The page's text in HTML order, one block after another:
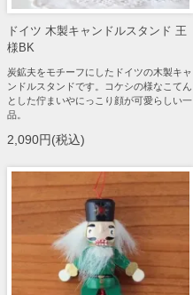
ドイツ 木製キャンドルスタンド 王
様BK
炭鉱夫をモチーフにしたドイツの木製キャ
ンドルスタンドです。コケシの様なこてん
とした佇まいやにっこり顔が可愛らしい一
品。
2,090円(税込)